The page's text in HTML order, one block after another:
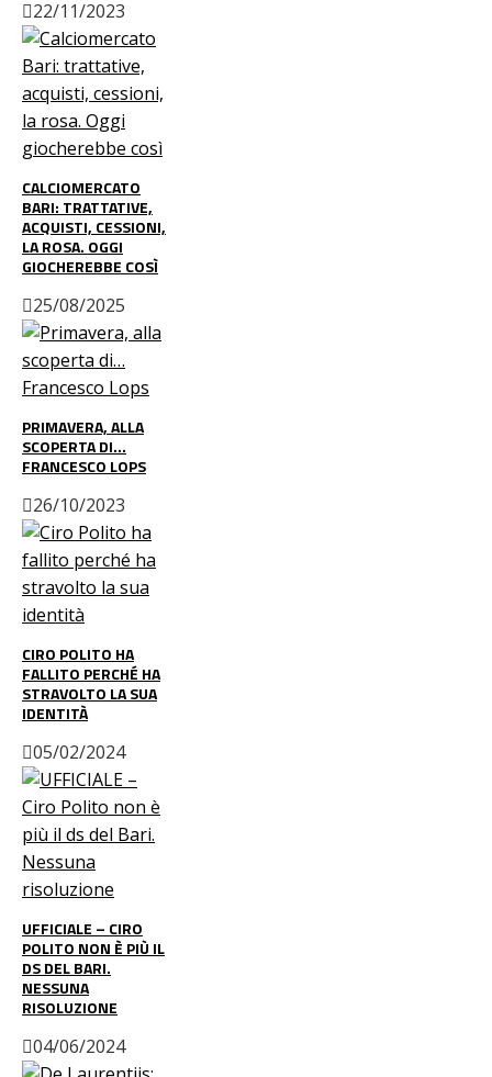
22/11/2023
CALCIOMERCATO
BARI: TRATTATIVE,
ACQUISTI, CESSIONI,
LA ROSA. OGGI
GIOCHEREBBE COSÌ
25/08/2025
PRIMAVERA, ALLA
SCOPERTA DI…
FRANCESCO LOPS
26/10/2023
CIRO POLITO HA
FALLITO PERCHÉ HA
STRAVOLTO LA SUA
IDENTITÀ
05/02/2024
UFFICIALE – CIRO
POLITO NON È PIÙ IL
DS DEL BARI.
NESSUNA
RISOLUZIONE
04/06/2024